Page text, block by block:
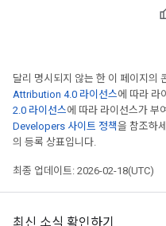
달리 명시되지 않는 한 이 페이지의
Attribution 4.0 라이선스에 따라 라
2.0 라이선스에 따라 라이선스가 부
Developers 사이트 정책을 참조하
의 등록 상표입니다.
최종 업데이트: 2026-02-18(UTC)
최신 소식 확인하기